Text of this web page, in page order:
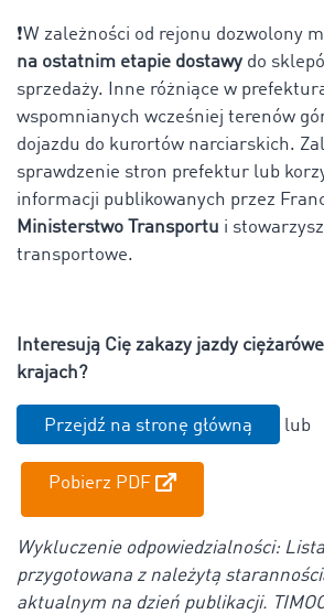
❗W zależności od rejonu dozwolony
na ostatnim etapie dostawy do
sprzedaży. Inne różniące w
wspomnianych wcześniej terenów
dojazdu do kurortów narciarskich.
sprawdzenie stron prefektur lub
informacji publikowanych przez
Ministerstwo Transportu i
transportowe.
Interesują Cię zakazy jazdy
krajach?
Przejdź na stronę główną lub
Pobierz PDF
Wykluczenie odpowiedzialności:
przygotowana z należytą
aktualnym na dzień publikacji.